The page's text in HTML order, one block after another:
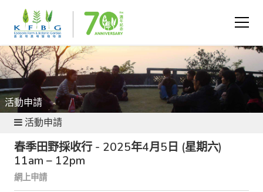
活動申請
活動申請
春季田野採收行 - 2025年4月5日 (星期六)
11am – 12pm
網上申請